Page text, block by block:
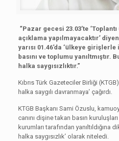
“Pazar gecesi 23.03’te
açıklama yapılmayacaktır’
yarısı 01.46’da ‘ülkeye
basını ve toplumu yanıltmıştır.
halka saygısızlıktır.”
Kıbrıs Türk Gazeteciler Birliği (KTGB)
halka saygılı davranmaya’ çağırdı.
KTGB Başkanı Sami Özuslu,
canını dişine takan basın
kurumları tarafından yanıltıldığına
halka saygısızlık’ olarak niteledi.